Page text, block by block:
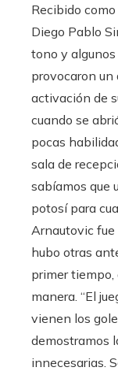
Recibido
Diego Pablo
tono y
provocaron un
activación de
cuando se
pocas
sala de
sabíamos que
potosí para
Arnautovic fue
hubo otras
primer tiempo,
manera. “El
vienen los
demostramos
innecesarias.